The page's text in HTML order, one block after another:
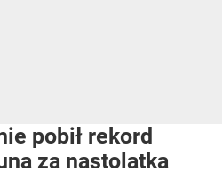
pobił rekord
za nastolatka